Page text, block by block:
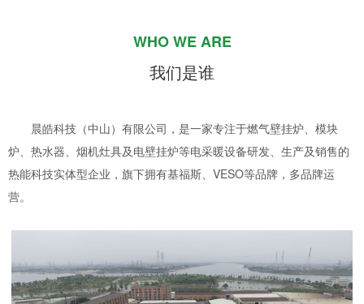
WHO WE ARE
我们是谁
晨皓科技（中山）有限公司，是一家专注于燃气壁挂炉、模块
炉、热水器、烟机灶具及电壁挂炉等电采暖设备研发、生产及销售的
热能科技实体型企业，旗下拥有基福斯、VESO等品牌，多品牌运
营。